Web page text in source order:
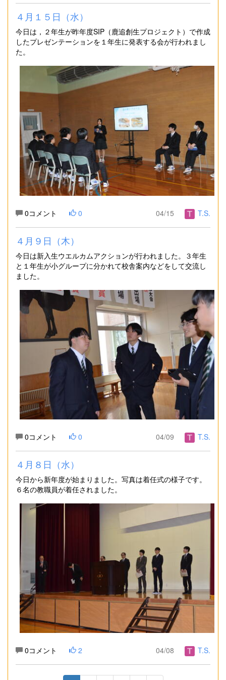
４月１５日（水）
今日は，２年生が昨年度SIP（鹿追創生プロジェクト）で作成
したプレゼンテーションを１年生に発表する会が行われまし
た。
0コメント 0 04/15 T.S.
４月９日（木）
今日は新入生ウエルカムアクションが行われました。３年生
と１年生が小グループに分かれて校舎案内などをして交流し
ました。
0コメント 0 04/09 T.S.
４月８日（水）
今日から新年度が始まりました。写真は着任式の様子です。
６名の教職員が着任されました。
0コメント 2 04/08 T.S.